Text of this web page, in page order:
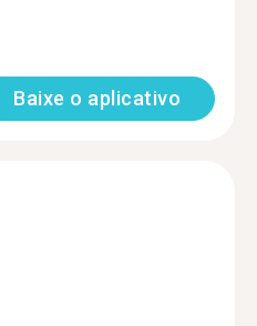
Baixe o aplicativo